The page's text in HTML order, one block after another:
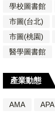
學校圖書館
市圖(台北)
市圖(桃園)
醫學圖書館
產業動態
AMA APA